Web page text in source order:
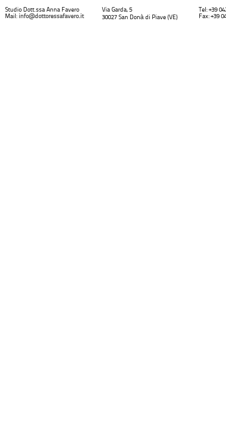
Studio Dott.ssa Anna Favero
Mail: info@dottoressafavero.it
Via Garda, 5
30027 San Donà di Piave (VE)
Tel: +39
Fax: +39